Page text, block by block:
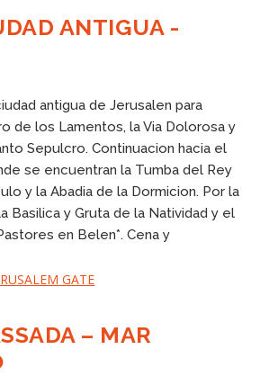
ANTIGUA -
antigua de Jerusalen para
de los Lamentos, la Via Dolorosa y
Sepulcro. Continuacion hacia el
se encuentran la Tumba del Rey
y la Abadia de la Dormicion. Por la
Basilica y Gruta de la Natividad y el
en Belen*. Cena y
GATE
– MAR